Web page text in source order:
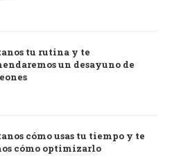
tu rutina y te
un desayuno de
cómo usas tu tiempo y te
cómo optimizarlo